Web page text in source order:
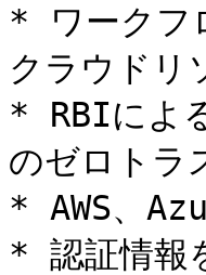
* ワークフ
クラウドリ
* RBIに
のゼロトラ
* AWS、
* 認証情報